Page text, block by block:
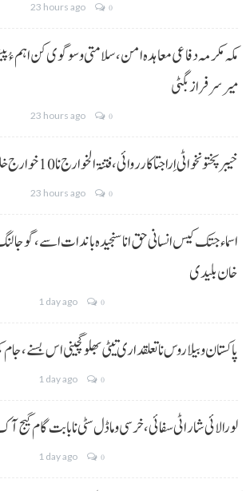
23 hours ago 0
مکہ مکرمہ دفاعی معاہدہ امن، سلامتی و سوگوی کن اہم
میر سرفراز بگٹی
23 hours ago 0
خیبر پختونخوا ٹی اِرا جتا کارروائی، فتنۃ الخوارج نا 10خوارج خلنگار،آئی ایس پی آر
23 hours ago 0
اسماء جتک کیس انسانی حق انا سنجیدہ باندات اسے،
خان بلیدی
1 day ago 0
پاکستان و بیلاروس نا تعلقداری تیٹی بھلو گچینی اس بسنے،
1 day ago 0
لورالائی شار اٹی سفائی، خرسی و ماڈل سٹی نا بابت گام گیج
1 day ago 0